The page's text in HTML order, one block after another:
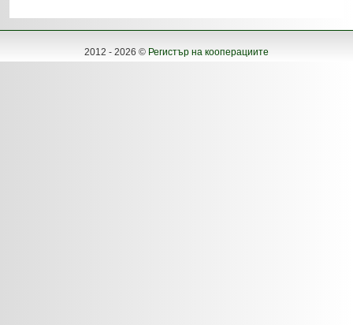
2012 - 2026 © Регистър на кооперациите